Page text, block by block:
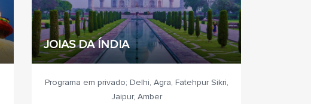
JOIAS DA ÍNDIA
Programa em privado; Delhi, Agra, Fatehpur Sikri,
Jaipur, Amber